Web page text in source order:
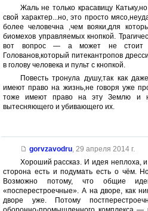
Жаль не только красавицу
свой характер...но, это просто
более человечна ,чем вояки,для
биомехов управляемых кнопкой.
вот вопрос — а может не стоит
Голованов,который питекантропов
в голову человека и пульт с кнопкой.
Повесть тронула душу,так как
имеют право на жизнь,не говоря уже
тоже имеют право на эту Землю и
вытесняющего и убивающего их.
gorvzavodru, 29 апреля 2014 г.
Хороший рассказ. И идея неплоха,
сторона есть и подумать есть о чём.
Возможно потому, что общие
«посперестроечные». А на дворе, как
дворе уже. Потому